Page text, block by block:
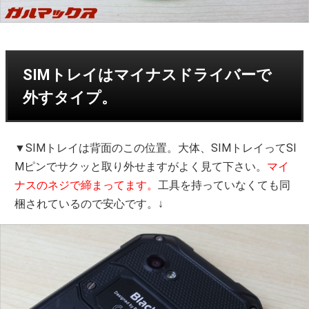
SIMトレイはマイナスドライバーで
外すタイプ。
▼SIMトレイは背面のこの位置。大体、SIMトレイってSI
Mピンでサクッと取り外せますがよく見て下さい。 マイ
ナスのネジで締まってます。工具を持っていなくても同
梱されているので安心です。↓